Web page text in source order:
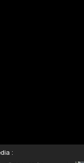
: